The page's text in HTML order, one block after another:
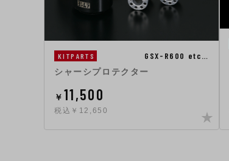
KITPARTS GSX-R600 etc…
シャーシプロテクター
￥ 11,500
税込￥12,650